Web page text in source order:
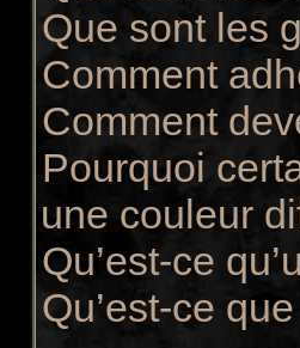
Que sont les
Comment
Comment
Pourquoi
une couleur
Qu’est-ce
Qu’est-ce